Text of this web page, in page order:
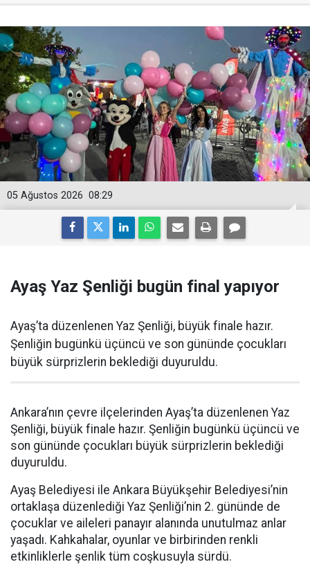
08:29
05 Ağustos 2026
Ayaş Yaz Şenliği bugün final yapıyor
Ayaş’ta düzenlenen Yaz Şenliği, büyük finale hazır.
Şenliğin bugünkü üçüncü ve son gününde çocukları
büyük sürprizlerin beklediği duyuruldu.
Ankara’nın çevre ilçelerinden Ayaş’ta düzenlenen Yaz
Şenliği, büyük finale hazır. Şenliğin bugünkü üçüncü ve
son gününde çocukları büyük sürprizlerin beklediği
duyuruldu.
Ayaş Belediyesi ile Ankara Büyükşehir Belediyesi’nin
ortaklaşa düzenlediği Yaz Şenliği’nin 2. gününde de
çocuklar ve aileleri panayır alanında unutulmaz anlar
yaşadı. Kahkahalar, oyunlar ve birbirinden renkli
etkinliklerle şenlik tüm coşkusuyla sürdü.